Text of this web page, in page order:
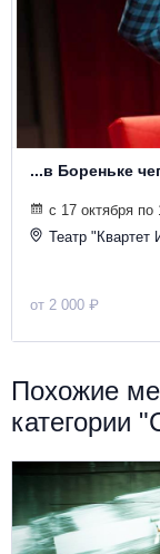
...в Бореньке
с 17 октября по
Театр
от 2 000 ₽
Похожие
категории